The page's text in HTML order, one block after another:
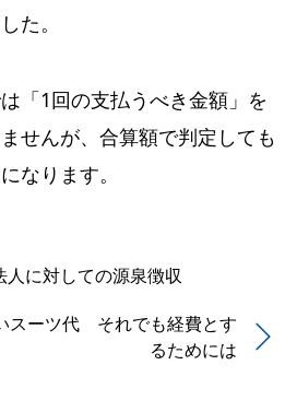
た。
「1回の支払うべき金額」を
せんが、合算額で判定しても
なります。
に対しての源泉徴収
スーツ代 それでも経費とす
るためには